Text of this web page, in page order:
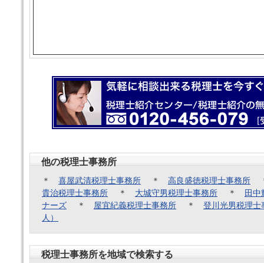
他の税理士事務所
＊ 喜屋武清税理士事務所 ＊ 高良盛徳税理士事務所
貴治税理士事務所 ＊ 大城守男税理士事務所 ＊
田中
ナーズ ＊ 屋宜紀義税理士事務所 ＊ 登川光男税理士
人）
税理士事務所を地域で検索する